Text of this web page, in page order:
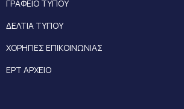
ΓΡΑΦΕΙΟ ΤΥΠΟΥ
ΔΕΛΤΙΑ ΤΥΠΟΥ
ΧΟΡΗΓΙΕΣ ΕΠΙΚΟΙΝΩΝΙΑΣ
ΕΡΤ ΑΡΧΕΙΟ